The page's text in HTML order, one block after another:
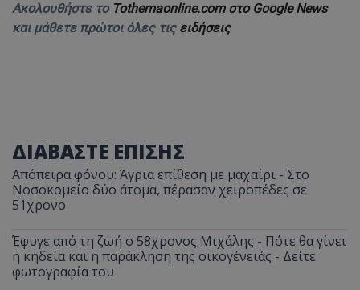
Ακολουθήστε το Tothemaonline.com στο Google News
και μάθετε πρώτοι όλες τις ειδήσεις
ΔΙΑΒΑΣΤΕ ΕΠΙΣΗΣ
Απόπειρα φόνου: Άγρια επίθεση με μαχαίρι - Στο
Νοσοκομείο δύο άτομα, πέρασαν χειροπέδες σε
51χρονο
Έφυγε από τη ζωή ο 58χρονος Μιχάλης - Πότε θα γίνει
η κηδεία και η παράκληση της οικογένειάς - Δείτε
φωτογραφία του